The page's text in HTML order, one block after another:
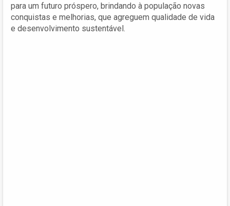
para um futuro próspero, brindando à população novas
conquistas e melhorias, que agreguem qualidade de vida
e desenvolvimento sustentável.